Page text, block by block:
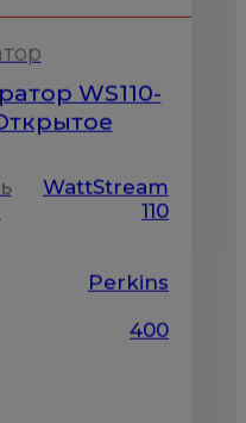
WS110-
WattStream
110
Perkins
400